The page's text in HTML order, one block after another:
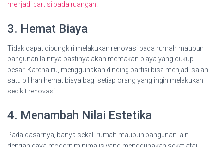
menjadi partisi pada ruangan.
3. Hemat Biaya
Tidak dapat dipungkiri melakukan renovasi pada rumah maupun
bangunan lainnya pastinya akan memakan biaya yang cukup
besar. Karena itu, menggunakan dinding partisi bisa menjadi salah
satu pilihan hemat biaya bagi setiap orang yang ingin melakukan
sedikit renovasi.
4. Menambah Nilai Estetika
Pada dasarnya, banya sekali rumah maupun bangunan lain